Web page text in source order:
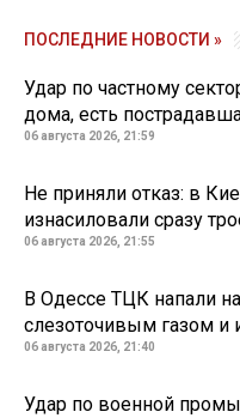
ПОСЛЕДНИЕ НОВОСТИ »
Удар по частному
дома, есть
06 августа 2026, 21:59
Не приняли отказ: в
изнасиловали сразу
06 августа 2026, 21:55
В Одессе ТЦК напали
слезоточивым газом и
06 августа 2026, 21:40
Удар по военной